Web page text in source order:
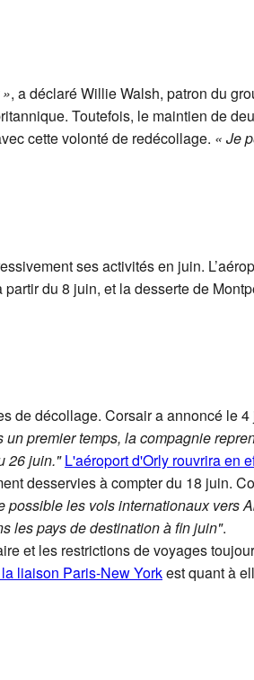
, a déclaré Willie Walsh, patron du
Toutefois, le maintien de
cette volonté de redécollage. « Je
ses activités en juin.
du 8 juin, et la desserte de
de décollage. Corsair a annoncé le
un premier temps, la compagnie
26 juin." L'aéroport d'Orly rouvrira en
desservies à compter du 18 juin.
les vols internationaux vers
les pays de destination à fin juin".
et les restrictions de voyages
liaison Paris-New Yorkest quant à